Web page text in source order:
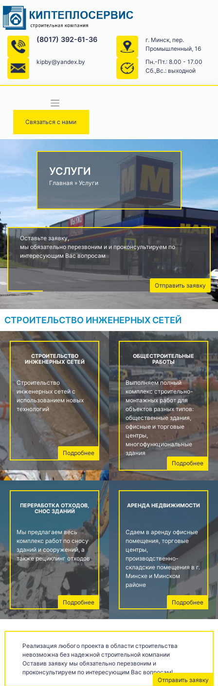
Skip
to
content
(8017) 392-61-36
г. Минск, пер.
Промышленный, 16
kipby@yandex.by
Пн.-Пт.: 8.00 - 17.00
Сб.,Вс.: выходной
Связаться с нами
УСЛУГИ
Главная »Услуги
Оставьте заявку,
мы обязательно перезвоним и и проконсультируем по
интересующим Вас вопросам
Отправить заявку
СТРОИТЕЛЬСТВО ИНЖЕНЕРНЫХ СЕТЕЙ
СТРОИТЕЛЬСТВО
ИНЖЕНЕРНЫХ СЕТЕЙ
Строительство
инженерных сетей с
использованием новых
технологий
Подробнее
ОБЩЕСТРОИТЕЛЬНЫЕ
РАБОТЫ
Выполняем полный
комплекс строительно-
монтажных работ для
объектов разных типов:
общественные здания,
офисные и торговые
центры,
многофункциональные
здания
Подробнее
ПЕРЕРАБОТКА ОТХОДОВ,
СНОС ЗДАНИЙ
Мы предлагаем весь
комплекс работ по сносу
зданий и сооружений, а
также рециклинг отходов
Подробнее
АРЕНДА НЕДВИЖИМОСТИ
Cдаем в аренду офисные
помещения, торговые
центры,
производственно-
складские помещения в г.
Минске и Минском
районе
Подробнее
Реализация любого проекта в области строительства
невозможна без надежной строительной компании
Оставив заявку мы обязательно перезвоним и
проконсультируем по интересующим Вас вопросам!
Отправить заявку